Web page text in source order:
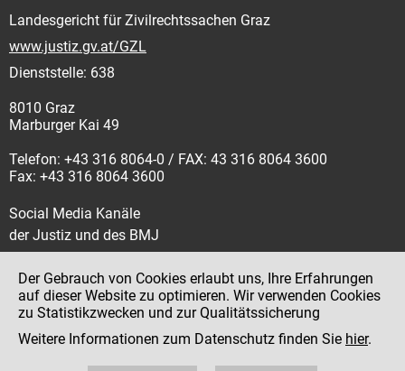
Landesgericht für Zivilrechtssachen Graz
www.justiz.gv.at/GZL
Dienststelle: 638
8010 Graz
Marburger Kai 49
Telefon: +43 316 8064-0 / FAX: 43 316 8064 3600
Fax: +43 316 8064 3600
Social Media Kanäle
der Justiz und des BMJ
Impressum
Datenschutz
Der Gebrauch von Cookies erlaubt uns, Ihre Erfahrungen
auf dieser Website zu optimieren. Wir verwenden Cookies
zu Statistikzwecken und zur Qualitätssicherung
Weitere Informationen zum Datenschutz finden Sie hier.